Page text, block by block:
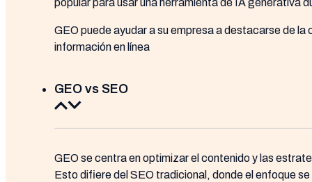
popular para usar una herramienta de IA generativa
GEO puede ayudar a su empresa a destacarse de
información en línea
GEO vs SEO
GEO se centra en optimizar el contenido y las
Esto difiere del SEO tradicional, donde el enfoque